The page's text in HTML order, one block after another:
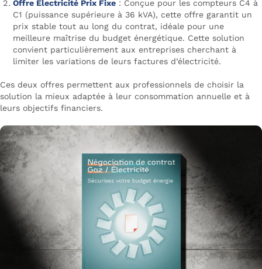
Offre Électricité Prix Fixe : Conçue pour les compteurs C4 à
C1 (puissance supérieure à 36 kVA), cette offre garantit un
prix stable tout au long du contrat, idéale pour une
meilleure maîtrise du budget énergétique. Cette solution
convient particulièrement aux entreprises cherchant à
limiter les variations de leurs factures d’électricité.
Ces deux offres permettent aux professionnels de choisir la
solution la mieux adaptée à leur consommation annuelle et à
leurs objectifs financiers.